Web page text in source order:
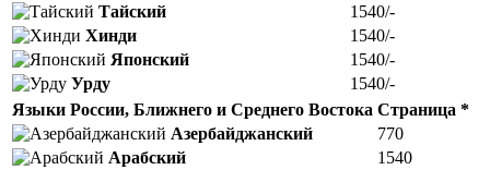
Тайский
1540/-
Хинди
1540/-
Японский
1540/-
Урду
1540/-
Языки России, Ближнего и Среднего Востока Страница *
Азербайджанский
770
Арабский
1540